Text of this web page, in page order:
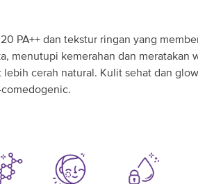
PA++ dan tekstur ringan yang
menutupi kemerahan dan meratakan
cerah natural. Kulit sehat dan